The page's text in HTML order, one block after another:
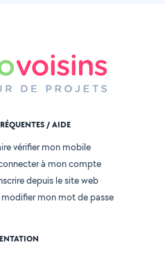
/ AIDE
vérifier mon mobile
à mon compte
depuis le site web
mon mot de passe